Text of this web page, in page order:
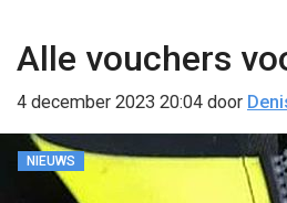
Alle vouchers
4 december 2023 20:04 door
NIEUWS